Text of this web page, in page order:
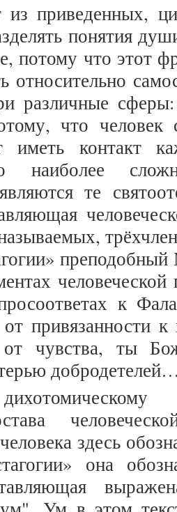
из приведенных,
понятия
потому что этот
относительно
различные
что человек
иметь контакт
наиболее
те
к
привязанности
чувства, ты
здесь
она